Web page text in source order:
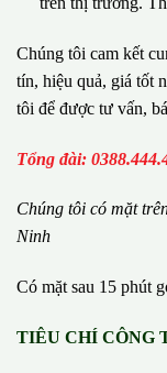
Chúng tôi cam kết
tín, hiệu quả, giá tốt
tôi để được tư vấn,
Tổng đài:
Chúng tôi có mặt trê
Ninh
Có mặt sau 15 phút
TIÊU CHÍ CÔNG